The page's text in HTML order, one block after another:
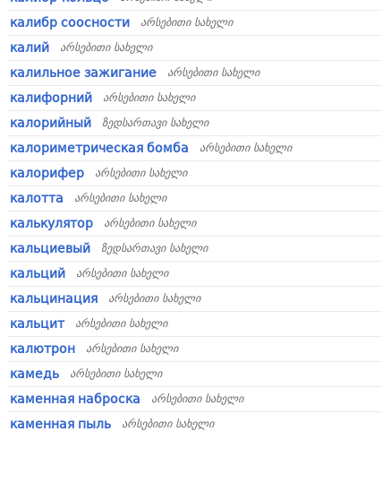
калибр соосности არსებითი სახელი
калий არსებითი სახელი
калильное зажигание არსებითი სახელი
калифорний არსებითი სახელი
калорийный ზედსართავი სახელი
калориметрическая бомба არსებითი სახელი
калорифер არსებითი სახელი
калотта არსებითი სახელი
калькулятор არსებითი სახელი
кальциевый ზედსართავი სახელი
кальций არსებითი სახელი
кальцинация არსებითი სახელი
кальцит არსებითი სახელი
калютрон არსებითი სახელი
камедь არსებითი სახელი
каменная наброска არსებითი სახელი
каменная пыль არსებითი სახელი